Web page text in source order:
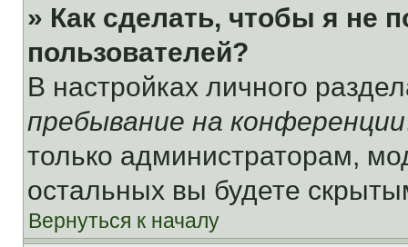
» Как сделать, чтобы я не
пользователей?
В настройках личного
пребывание на конференции
только администраторам,
остальных вы будете
Вернуться к началу